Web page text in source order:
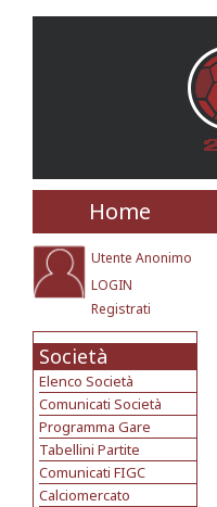
Home
Utente Anonimo
LOGIN
Registrati
Società
Elenco Società
Comunicati Società
Programma Gare
Tabellini Partite
Comunicati FIGC
Calciomercato